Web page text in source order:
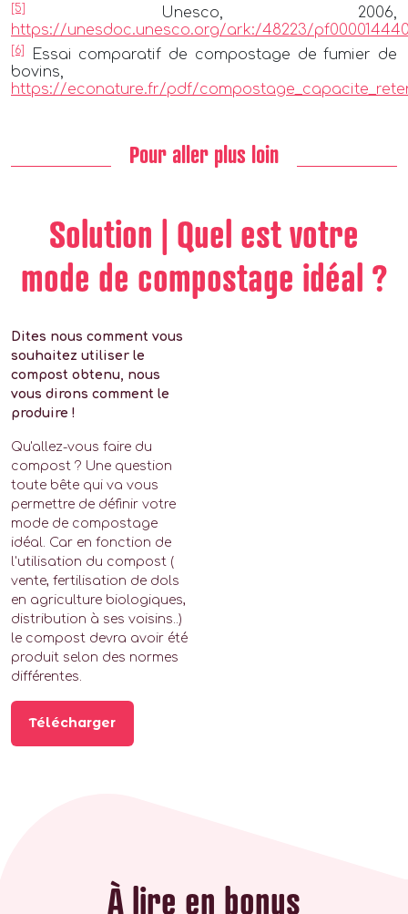
[5]
Unesco, 2006,
https://unesdoc.unesco.org/ark:/48223/
[6]
Essai comparatif de compostage de fumier de
bovins,
https://econature.fr/pdf/
Pour aller plus loin
Solution | Quel est votre
mode de compostage idéal ?
Dites nous comment vous
souhaitez utiliser le
compost obtenu, nous
vous dirons comment le
produire !
Qu'allez-vous faire du
compost ? Une question
toute bête qui va vous
permettre de définir votre
mode de compostage
idéal. Car en fonction de
l'utilisation du compost (
vente, fertilisation de dols
en agriculture biologiques,
distribution à ses voisins..)
le compost devra avoir été
produit selon des normes
différentes.
Télécharger
À lire en bonus